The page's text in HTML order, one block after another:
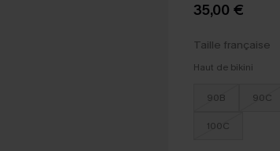
35,00 €
Taille française
Haut de bikini
90B 90C
100C